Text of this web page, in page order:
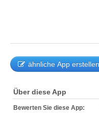
ähnliche App erstellen
Über diese App
Bewerten Sie diese App: